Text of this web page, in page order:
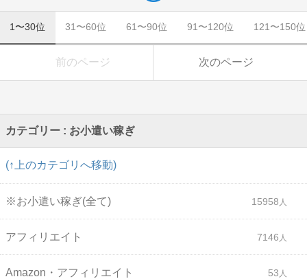
1〜30位 31〜60位 61〜90位 91〜120位 121〜150位
前のページ 次のページ
カテゴリー : お小遣い稼ぎ
(↑上のカテゴリへ移動)
※お小遣い稼ぎ(全て) 15958
アフィリエイト 7146
Amazon・アフィリエイト 53